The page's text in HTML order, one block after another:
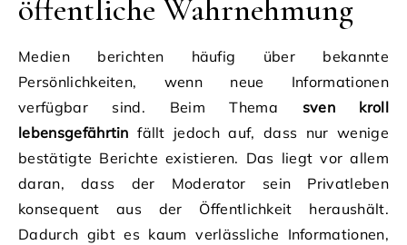
öffentliche Wahrnehmung
Medien berichten häufig über bekannte
Persönlichkeiten, wenn neue Informationen
verfügbar sind. Beim Thema sven kroll
lebensgefährtin fällt jedoch auf, dass nur wenige
bestätigte Berichte existieren. Das liegt vor allem
daran, dass der Moderator sein Privatleben
konsequent aus der Öffentlichkeit heraushält.
Dadurch gibt es kaum verlässliche Informationen,